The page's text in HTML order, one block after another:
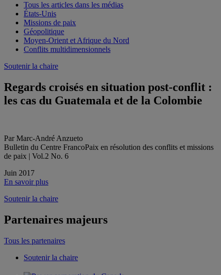
Tous les articles dans les médias
États-Unis
Missions de paix
Géopolitique
Moyen-Orient et Afrique du Nord
Conflits multidimensionnels
Soutenir la chaire
Regards croisés en situation post-conflit :
les cas du Guatemala et de la Colombie
Par Marc-André Anzueto
Bulletin du Centre FrancoPaix en résolution des conflits et missions
de paix | Vol.2 No. 6
Juin 2017
En savoir plus
Soutenir la chaire
Partenaires majeurs
Tous les partenaires
Soutenir la chaire